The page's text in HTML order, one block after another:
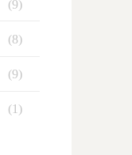
(9)
(8)
(9)
(1)